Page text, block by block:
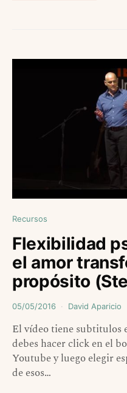
Recursos
Flexibilidad
el amor
propósito
05/05/2016 David Aparicio
El vídeo tiene subtitulos
debes hacer click en el
Youtube y luego elegir
de esos…